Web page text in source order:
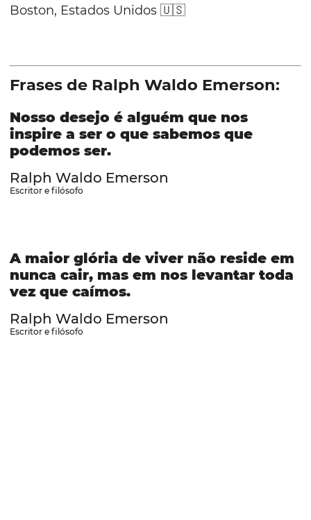
Boston, Estados Unidos 🇺🇸
Frases de Ralph Waldo Emerson:
Nosso desejo é alguém que nos
inspire a ser o que sabemos que
podemos ser.
Ralph Waldo Emerson
Escritor e filósofo
A maior glória de viver não reside em
nunca cair, mas em nos levantar toda
vez que caímos.
Ralph Waldo Emerson
Escritor e filósofo